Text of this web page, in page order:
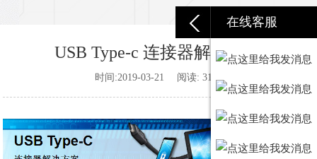
在线客服
USB Type-c 连接器解决方案
时间:2019-03-21 阅读: 3124